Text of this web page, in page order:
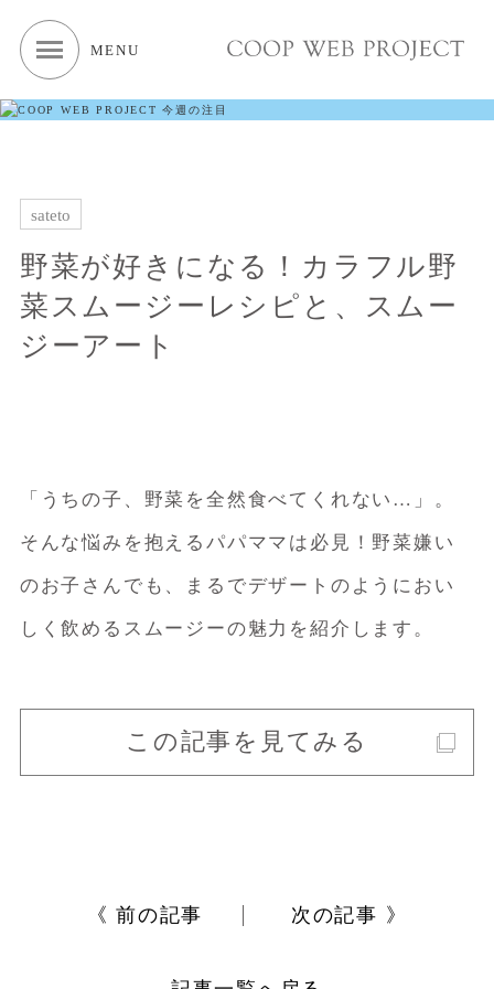
MENU
sateto
野菜が好きになる！カラフル野
菜スムージーレシピと、スムー
ジーアート
「うちの子、野菜を全然食べてくれない…」。
そんな悩みを抱えるパパママは必見！野菜嫌い
のお子さんでも、まるでデザートのようにおい
しく飲めるスムージーの魅力を紹介します。
この記事を見てみる
《 前の記事 次の記事 》